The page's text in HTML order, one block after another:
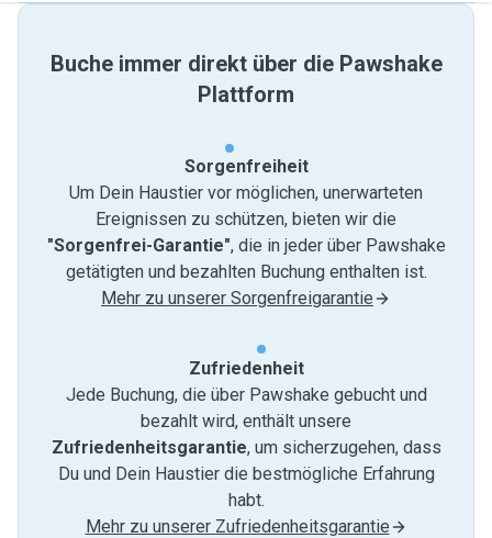
Buche immer direkt über die Pawshake
Plattform
Sorgenfreiheit
Um Dein Haustier vor möglichen, unerwarteten
Ereignissen zu schützen, bieten wir die
"Sorgenfrei-Garantie", die in jeder über Pawshake
getätigten und bezahlten Buchung enthalten ist.
Mehr zu unserer Sorgenfreigarantie
Zufriedenheit
Jede Buchung, die über Pawshake gebucht und
bezahlt wird, enthält unsere
Zufriedenheitsgarantie, um sicherzugehen, dass
Du und Dein Haustier die bestmögliche Erfahrung
habt.
Mehr zu unserer Zufriedenheitsgarantie